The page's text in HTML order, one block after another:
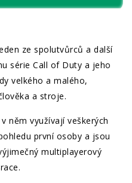
ze spolutvůrců a další
série Call of Duty a jeho
velkého a malého,
a stroje.
něm využívají veškerých
první osoby a jsou
multiplayerový